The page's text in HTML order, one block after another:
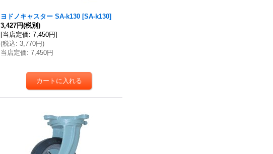
ヨドノキャスター SA-k130 [SA-k130]
3,427円(税別)
[当店定価: 7,450円]
(税込: 3,770円)
当店定価: 7,450円